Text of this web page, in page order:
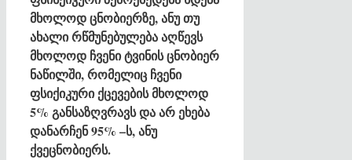
მხოლოდ ცნობიერზე, ანუ თუ
ახალი რწმუნებულება აღწევს
მხოლოდ ჩვენი ტვინის ცნობიერ
ნაწილში, რომელიც ჩვენი
ფსიქიკური ქცევების მხოლოდ
5% განსაზღვრავს და არ ეხება
დანარჩენ 95% –ს, ანუ
ქვეცნობიერს.